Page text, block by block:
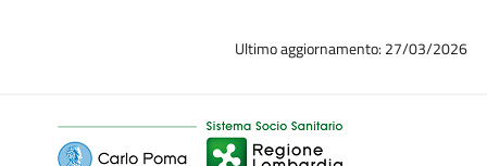
Ultimo aggiornamento: 27/03/2026